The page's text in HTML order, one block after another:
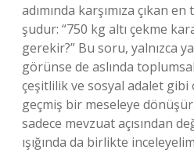
adımında karşımıza çıkan
şudur: “750 kg altı çekme
gerekir?” Bu soru, yalnızca
görünse de aslında
çeşitlilik ve sosyal adalet
geçmiş bir meseleye
sadece mevzuat açısından
ışığında da birlikte